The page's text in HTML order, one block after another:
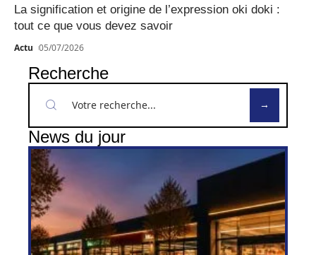
La signification et origine de l’expression oki doki :
tout ce que vous devez savoir
Actu 05/07/2026
Recherche
News du jour